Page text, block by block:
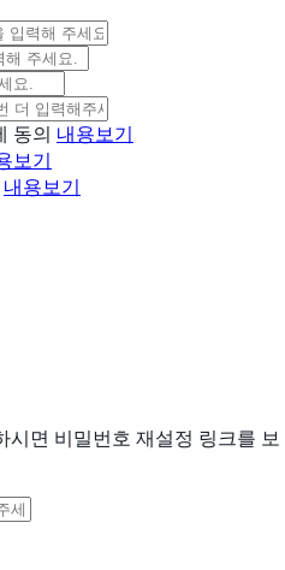
하세요
상품 주문에서 재고관리까지 가능
함
제안을 드립니다
수 선택 가능)
동의 내용보기
보기
내용보기
면 비밀번호 재설정 링크를 보